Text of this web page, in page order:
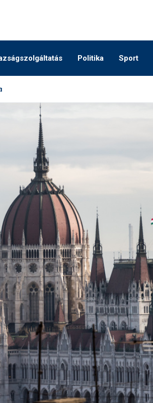
Politika Sport
már a II. kerületben...